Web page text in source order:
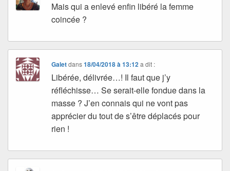
Mais qui a enlevé enfin libéré la femme
coincée ?
Galetdans18/04/2018 à 13:12 a dit :
Libérée, délivrée…! Il faut que j’y
réfléchisse… Se serait-elle fondue dans la
masse ? J’en connais qui ne vont pas
apprécier du tout de s’être déplacés pour
rien !